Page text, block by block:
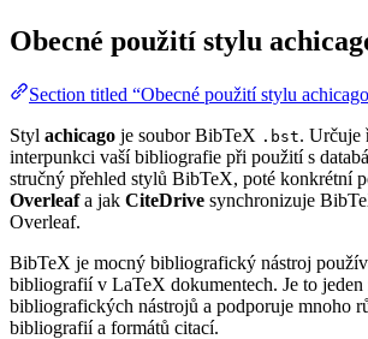
Obecné použití stylu
Section titled “Obecné použití stylu
Styl achicago je soubor BibTeX .bst. Určuje
interpunkci vaší bibliografie při použití s
stručný přehled stylů BibTeX, poté konkrétní
Overleafa jak CiteDrive synchronizuje
Overleaf.
BibTeX je mocný bibliografický nástroj
bibliografií v LaTeX dokumentech. Je to jeden
bibliografických nástrojů a podporuje mnoho
bibliografií a formátů citací.